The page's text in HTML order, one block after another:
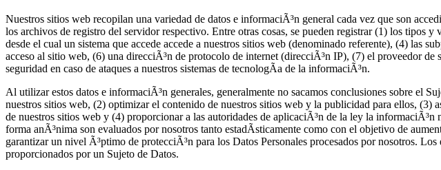
Nuestros sitios web recopilan una variedad de datos e informaciÃ³n general cada vez que son
los archivos de registro del servidor respectivo. Entre otras cosas, se pueden registrar (1) los tipos
desde el cual un sistema que accede accede a nuestros sitios web (denominado referente), (4) las
acceso al sitio web, (6) una direcciÃ³n de protocolo de internet (direcciÃ³n IP), (7) el proveedor
seguridad en caso de ataques a nuestros sistemas de tecnologÃ­a de la informaciÃ³n.
Al utilizar estos datos e informaciÃ³n generales, generalmente no sacamos conclusiones sobre el
nuestros sitios web, (2) optimizar el contenido de nuestros sitios web y la publicidad para ellos,
de nuestros sitios web y (4) proporcionar a las autoridades de aplicaciÃ³n de la ley la
forma anÃ³nima son evaluados por nosotros tanto estadÃ­sticamente como con el objetivo de
garantizar un nivel Ã³ptimo de protecciÃ³n para los Datos Personales procesados por nosotros.
proporcionados por un Sujeto de Datos.